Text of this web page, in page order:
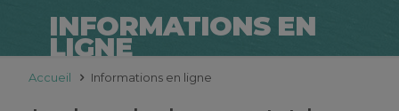
INFORMATIONS EN
LIGNE
Accueil Informations en ligne